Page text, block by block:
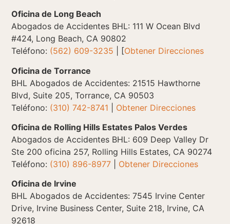
Oficina de Long Beach
Abogados de Accidentes BHL: 111 W Ocean Blvd
#424, Long Beach, CA 90802
Teléfono: (562) 609-3235 | [Obtener Direcciones
Oficina de Torrance
BHL Abogados de Accidentes: 21515 Hawthorne
Blvd, Suite 205, Torrance, CA 90503
Teléfono: (310) 742-8741
Obtener Direcciones
Oficina de Rolling Hills Estates Palos Verdes
Abogados de Accidentes BHL: 609 Deep Valley Dr
Ste 200 oficina 257, Rolling Hills Estates, CA 90274
Teléfono: (310) 896-8977
Obtener Direcciones
Oficina de Irvine
BHL Abogados de Accidentes: 7545 Irvine Center
Drive, Irvine Business Center, Suite 218, Irvine, CA
92618